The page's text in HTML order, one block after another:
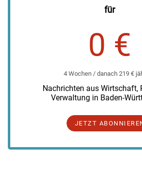
für
0 €
4 Wochen / danach 219 €
Nachrichten aus Wirtschaft,
Verwaltung in Baden-
JETZT